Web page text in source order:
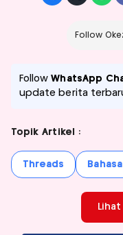
Follow
FollowWhatsApp
update berita
Topik Artikel :
Threads